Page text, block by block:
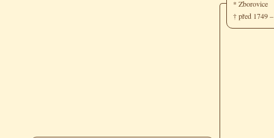
* Zborovice
† před 1749